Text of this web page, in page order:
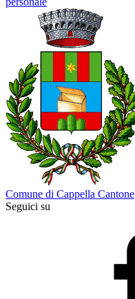
Comune di Cappella Cantone
Seguici su